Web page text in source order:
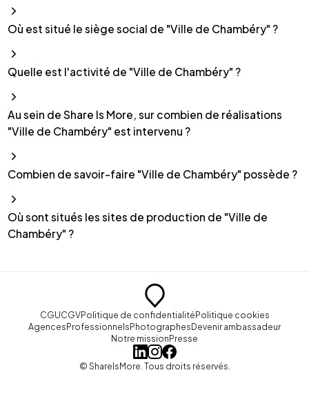
Où est situé le siège social de "Ville de Chambéry" ?
Quelle est l'activité de "Ville de Chambéry" ?
Au sein de Share Is More, sur combien de réalisations
"Ville de Chambéry" est intervenu ?
Combien de savoir-faire "Ville de Chambéry" possède ?
Où sont situés les sites de production de "Ville de
Chambéry" ?
CGUCGVPolitique de confidentialitéPolitique cookies
AgencesProfessionnelsPhotographesDevenir ambassadeur
Notre missionPresse
© ShareIsMore. Tous droits réservés.